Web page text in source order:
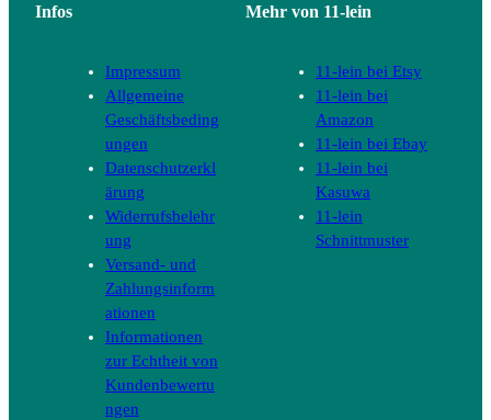
Infos
Impressum
Allgemeine
Geschäftsbeding
ungen
Datenschutzerkl
ärung
Widerrufsbelehr
ung
Versand- und
Zahlungsinform
ationen
Informationen
zur Echtheit von
Kundenbewertu
ngen
Mehr von 11-lein
11-lein bei Etsy
11-lein bei
Amazon
11-lein bei Ebay
11-lein bei
Kasuwa
11-lein
Schnittmuster